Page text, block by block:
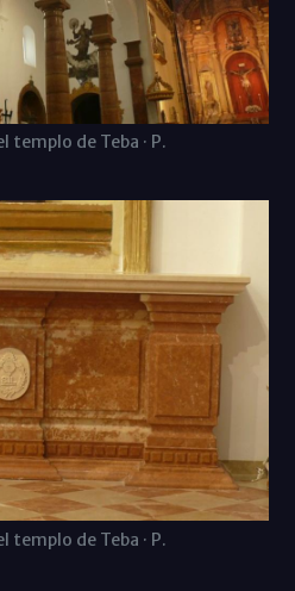
templo de Teba · P.
templo de Teba · P.